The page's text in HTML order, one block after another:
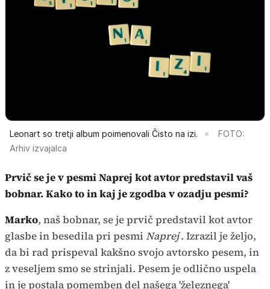
Leonart so tretji album poimenovali Čisto na izi.
FOTO:
Arhiv izvajalca
Prvič se je v pesmi Naprej kot avtor predstavil vaš
bobnar. Kako to in kaj je zgodba v ozadju pesmi?
Marko, naš bobnar, se je prvič predstavil kot avtor
glasbe in besedila pri pesmi Naprej. Izrazil je željo,
da bi rad prispeval kakšno svojo avtorsko pesem, in
z veseljem smo se strinjali. Pesem je odlično uspela
in je postala pomemben del našega 'železnega'